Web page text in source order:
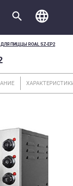
ДЛЯ ПИЦЦЫ ROAL SZ-EP2